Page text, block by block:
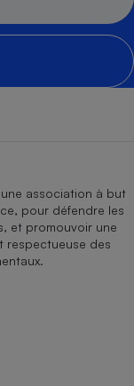
association à but
pour défendre les
et promouvoir une
respectueuse des